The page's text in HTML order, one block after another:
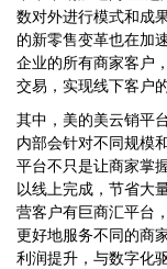
数对外进行模式和成
的新零售变革也在加
企业的所有商家客户
交易，实现线下客户
其中，美的美云销平
内部会针对不同规模
平台不只是让商家掌
以线上完成，节省大
营客户有巨商汇平台
更好地服务不同的商
利润提升，与数字化